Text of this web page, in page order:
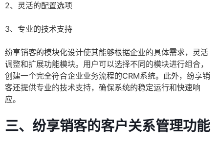
2、灵活的配置选项
3、专业的技术支持
纷享销客的模块化设计使其能够根据企业的具体需求，灵活
调整和扩展功能模块。用户可以选择不同的模块进行组合，
创建一个完全符合企业业务流程的CRM系统。此外，纷享销
客还提供专业的技术支持，确保系统的稳定运行和快速响
应。
三、纷享销客的客户关系管理功能